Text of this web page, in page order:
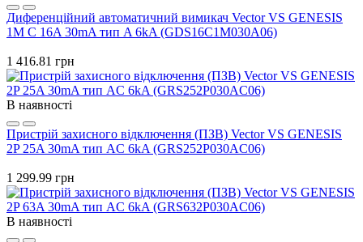
Диференційний автоматичний вимикач Vector VS GENESIS
1M C 16A 30mA тип A 6kA (GDS16C1M030A06)
1 416.81 грн
В наявності
Пристрій захисного відключення (ПЗВ) Vector VS GENESIS
2P 25A 30mA тип AC 6kA (GRS252P030AC06)
1 299.99 грн
В наявності